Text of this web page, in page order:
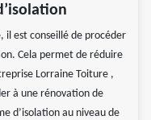
il est conseillé de procéder
Cela permet de réduire
Lorraine Toiture ,
à une rénovation de
d’isolation au niveau de